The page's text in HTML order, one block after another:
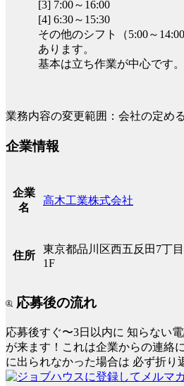
[3] 7:00～16:00
[4] 6:30～15:30
その他のシフト（5:00～
あります。
基本は立ち作業が中心です。
業務内容の変更範囲：会社の定め
企業情報
企業
名
高木工業株式会社
住所
東京都品川区西五反田7丁
1F
応募後の流れ
応募後すぐ〜3日以内に 知らない
が来ます！これは企業からの連絡
に出られなかった場合は 必ず折り